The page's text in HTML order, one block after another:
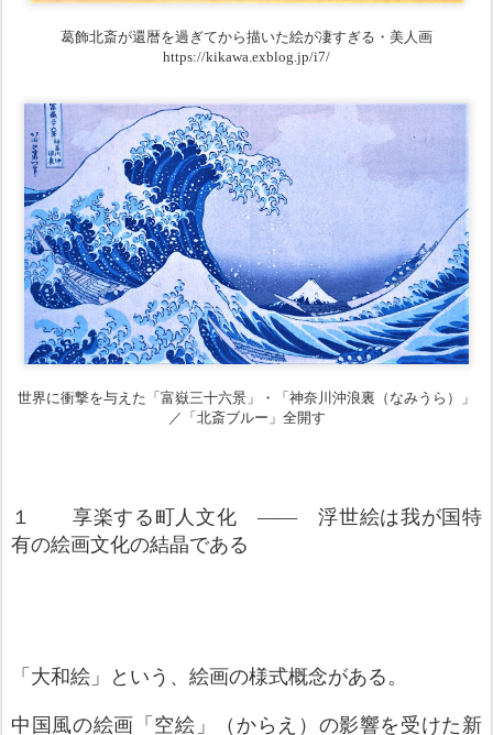
葛飾北斎が還暦を過ぎてから描いた絵が凄すぎる・美人画
https://kikawa.exblog.jp/i7/
世界に衝撃を与えた「富嶽三十六景」・「神奈川沖浪裏（なみうら）」
／「北斎ブルー」全開す
１ 享楽する町人文化 ―― 浮世絵は我が国特
有の絵画文化の結晶である
「大和絵」という、絵画の様式概念がある。
中国風の絵画「空絵」（からえ）の影響を受けた新